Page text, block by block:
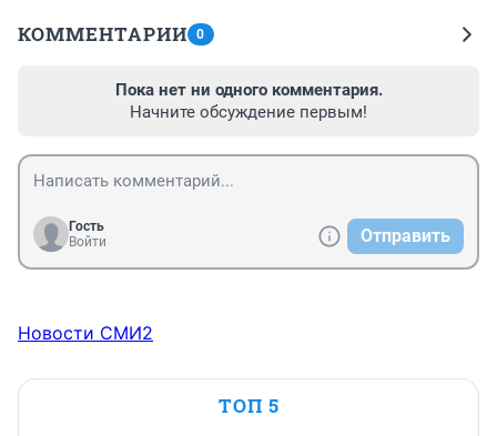
КОММЕНТАРИИ 0
Пока нет ни одного комментария.
Начните обсуждение первым!
Гость
Войти
Отправить
Новости СМИ2
ТОП 5